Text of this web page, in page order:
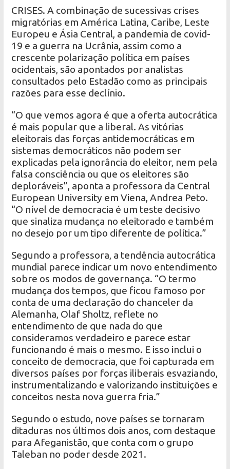
CRISES. A combinação de sucessivas crises
migratórias em América Latina, Caribe, Leste
Europeu e Ásia Central, a pandemia de covid-
19 e a guerra na Ucrânia, assim como a
crescente polarização política em países
ocidentais, são apontados por analistas
consultados pelo Estadão como as principais
razões para esse declínio.
“O que vemos agora é que a oferta autocrática
é mais popular que a liberal. As vitórias
eleitorais das forças antidemocráticas em
sistemas democráticos não podem ser
explicadas pela ignorância do eleitor, nem pela
falsa consciência ou que os eleitores são
deploráveis”, aponta a professora da Central
European University em Viena, Andrea Peto.
“O nível de democracia é um teste decisivo
que sinaliza mudança no eleitorado e também
no desejo por um tipo diferente de política.”
Segundo a professora, a tendência autocrática
mundial parece indicar um novo entendimento
sobre os modos de governança. “O termo
mudança dos tempos, que ficou famoso por
conta de uma declaração do chanceler da
Alemanha, Olaf Sholtz, reflete no
entendimento de que nada do que
consideramos verdadeiro e parece estar
funcionando é mais o mesmo. E isso inclui o
conceito de democracia, que foi capturada em
diversos países por forças iliberais esvaziando,
instrumentalizando e valorizando instituições e
conceitos nesta nova guerra fria.”
Segundo o estudo, nove países se tornaram
ditaduras nos últimos dois anos, com destaque
para Afeganistão, que conta com o grupo
Taleban no poder desde 2021.